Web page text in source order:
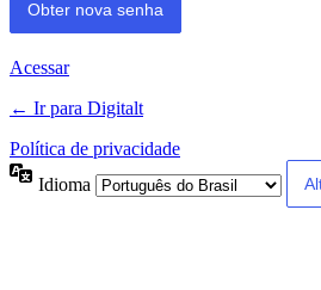
Acessar
← Ir para Digitalt
Política de privacidade
Idioma